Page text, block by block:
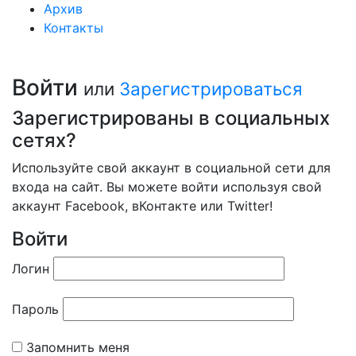
Архив
Контакты
Войти или Зарегистрироваться
Зарегистрированы в социальных
сетях?
Используйте свой аккаунт в социальной сети для
входа на сайт. Вы можете войти используя свой
аккаунт Facebook, вКонтакте или Twitter!
Войти
Логин
Пароль
Запомнить меня